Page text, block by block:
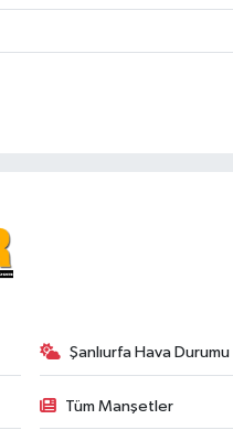
Şanlıurfa Hava Durumu
Tüm Manşetler